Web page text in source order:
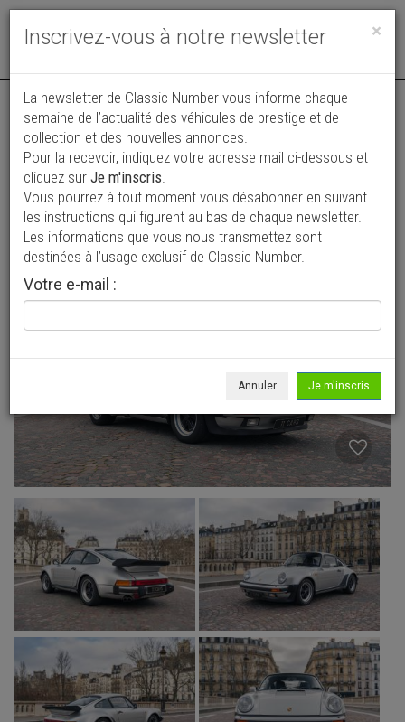
Toggle
Annonce actualisée le 14/07/2026 ( il y a 23 jours )
Porsche 930 Turbo
134 000 €
1985 Coupé 139 000 km
×
Inscrivez-vous à notre newsletter
La newsletter de Classic Number vous informe chaque
semaine de l’actualité des véhicules de prestige et de
collection et des nouvelles annonces.
Pour la recevoir, indiquez votre adresse mail ci-dessous et
cliquez sur Je m'inscris.
Vous pourrez à tout moment vous désabonner en suivant
les instructions qui figurent au bas de chaque newsletter.
Les informations que vous nous transmettez sont
destinées à l’usage exclusif de Classic Number.
Votre e-mail :
Annuler Je m'inscris